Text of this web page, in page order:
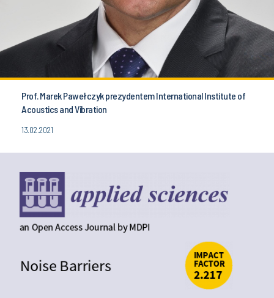
Prof. Marek Pawełczyk prezydentem International Institute of
Acoustics and Vibration
13.02.2021